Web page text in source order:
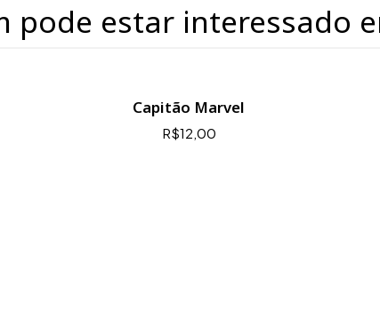
pode estar interessado
Capitão Marvel
R$12,00